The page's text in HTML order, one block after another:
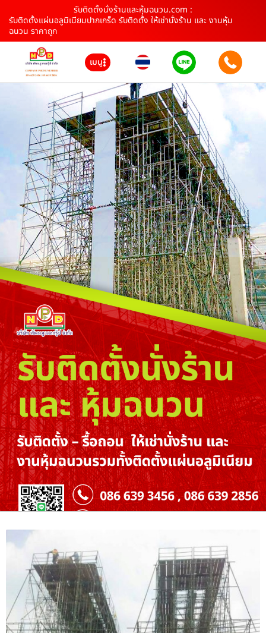
รับติดตั้งนั่งร้านและหุ้มฉนวน.com :
รับติดตั้งแผ่นอลูมิเนียมปากเกร็ด รับติดตั้ง ให้เช่านั่งร้าน และ งานหุ้ม
ฉนวน ราคาถูก
เมนู